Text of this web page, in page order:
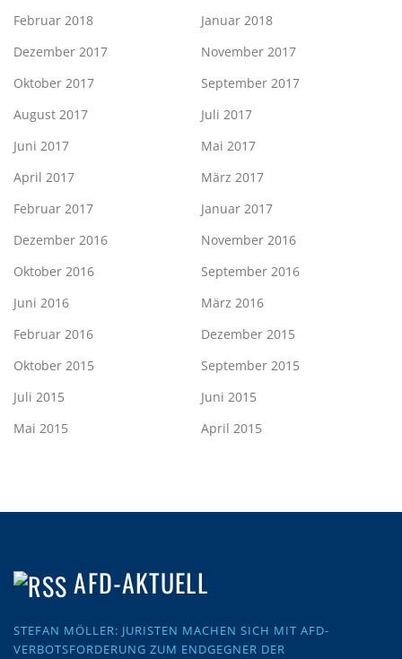
Februar 2018
Januar 2018
Dezember 2017
November 2017
Oktober 2017
September 2017
August 2017
Juli 2017
Juni 2017
Mai 2017
April 2017
März 2017
Februar 2017
Januar 2017
Dezember 2016
November 2016
Oktober 2016
September 2016
Juni 2016
März 2016
Februar 2016
Dezember 2015
Oktober 2015
September 2015
Juli 2015
Juni 2015
Mai 2015
April 2015
AFD-AKTUELL
STEFAN MÖLLER: JURISTEN MACHEN SICH MIT AFD-
VERBOTSFORDERUNG ZUM ENDGEGNER DER